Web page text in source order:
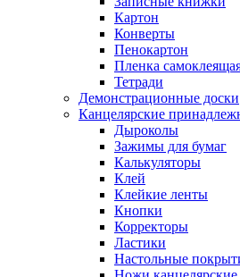
Картон
Конверты
Пенокартон
Пленка
Тетради
Демонстрационные доски
Канцелярские
Дыроколы
Зажимы для бумаг
Калькуляторы
Клей
Клейкие ленты
Кнопки
Корректоры
Ластики
Настольные